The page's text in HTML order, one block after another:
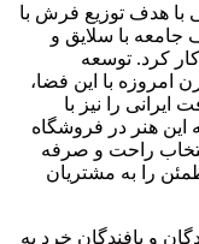
با هدف توزیع فرش با
با سلایق و
کار کرد. توسعه
امروزه با این فضا،
را نیز با
هنر در فروشگاه
انتخاب راحت و صرفه
را به مشتریان
و بافندگان خرد به